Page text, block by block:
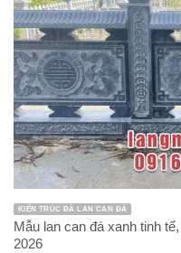
KIẾN TRÚC ĐÁ LAN CAN ĐÁ
Mẫu lan can đá xanh tinh
2026